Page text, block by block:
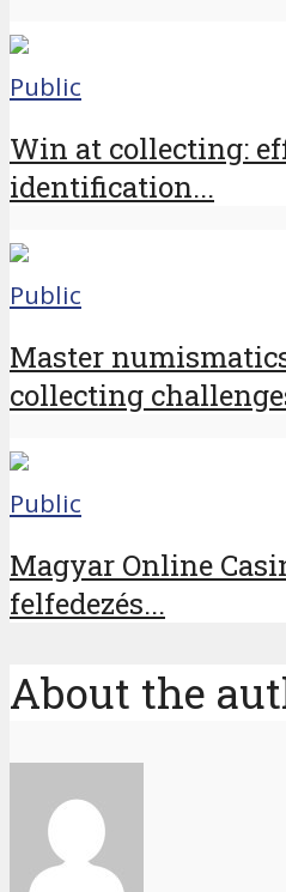
Public
Win at collecting:
identification...
Public
Master
collecting
Public
Magyar Online
felfedezés...
About the